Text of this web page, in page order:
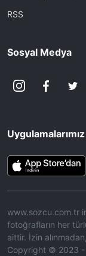
RSS
Sosyal Medya
Uygulamalarımız
www.sozcu.com.tr
fotoğrafların her
aittir. İzin
Copyright © 2023 -